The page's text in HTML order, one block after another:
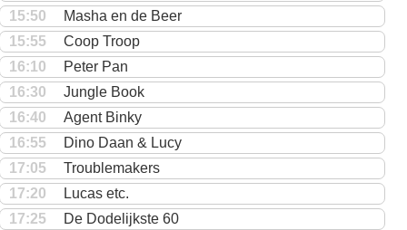
15:50
Masha en de Beer
15:55
Coop Troop
16:10
Peter Pan
16:30
Jungle Book
16:40
Agent Binky
16:55
Dino Daan & Lucy
17:05
Troublemakers
17:20
Lucas etc.
17:25
De Dodelijkste 60